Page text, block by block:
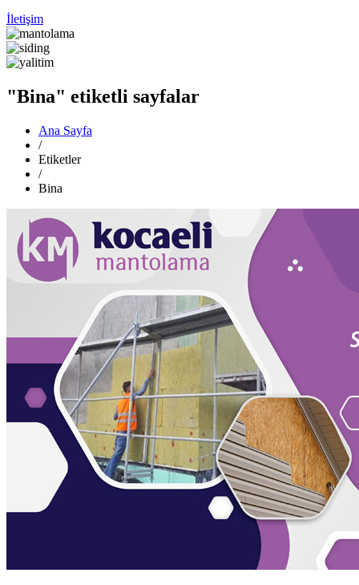
İletişim
"Bina" etiketli sayfalar
Ana Sayfa
/
Etiketler
/
Bina